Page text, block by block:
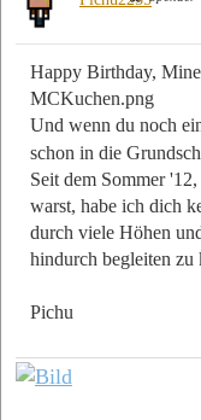
Happy Birthday,
MCKuchen.png
Und wenn du noch
schon in die
Seit dem Sommer
warst, habe ich dich
durch viele Höhen
hindurch begleiten zu
Pichu